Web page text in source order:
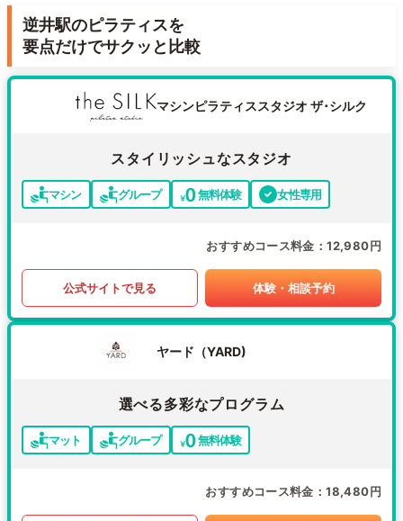
逆井駅のピラティスを
要点だけでサクッと比較
マシンピラティススタジオ ザ･シルク
スタイリッシュなスタジオ
マシン グループ 無料体験 女性専用
おすすめコース料金 12,980円
公式サイトで見る 体験・相談予約
ヤード（YARD)
選べる多彩なプログラム
マット グループ 無料体験
おすすめコース料金 18,480円